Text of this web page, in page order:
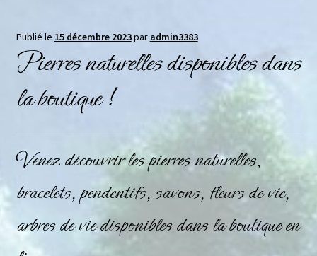
Galets pouce anti-stress
Pendentifs sifflet et fioles
Mini géodes
Carte Cadeau
Publié le 15 décembre 2023par admin3383
Pierres naturelles disponibles dans
la boutique !
Venez découvrir les pierres naturelles,
bracelets, pendentifs, savons, fleurs de vie,
arbres de vie disponibles dans la boutique en